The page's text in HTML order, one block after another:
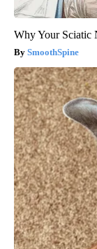
Why Your Sciatic
SmoothSpine